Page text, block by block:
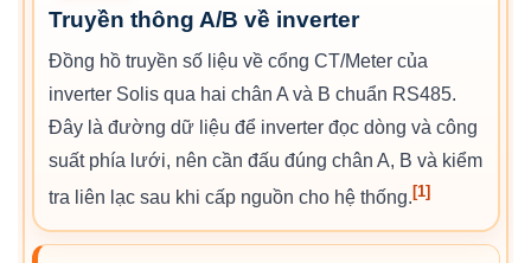
Truyền thông A/B về inverter
Đồng hồ truyền số liệu về cổng CT/Meter của
inverter Solis qua hai chân A và B chuẩn RS485.
Đây là đường dữ liệu để inverter đọc dòng và công
suất phía lưới, nên cần đấu đúng chân A, B và kiểm
tra liên lạc sau khi cấp nguồn cho hệ thống. [1]